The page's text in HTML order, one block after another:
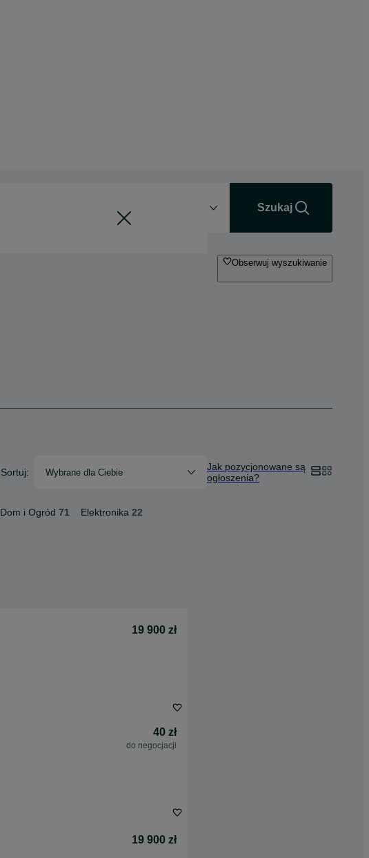
Szukaj
Obserwuj wyszukiwanie
Sortuj: Wybrane dla Ciebie
Jak pozycjonowane są
ogłoszenia?
Dom i Ogród 71 Elektronika 22
19 900 zł
40 zł
do negocjacji
19 900 zł